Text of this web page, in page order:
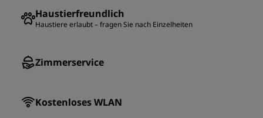
Haustierfreundlich
Haustiere erlaubt – fragen Sie nach Einzelheiten
Zimmerservice
Kostenloses WLAN